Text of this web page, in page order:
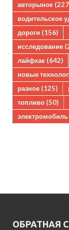
авторынок
водительское
дороги (156)
исследование
лайфхак (642)
новые
разное (125)
топливо (50)
электромобиль
ОБРАТНАЯ